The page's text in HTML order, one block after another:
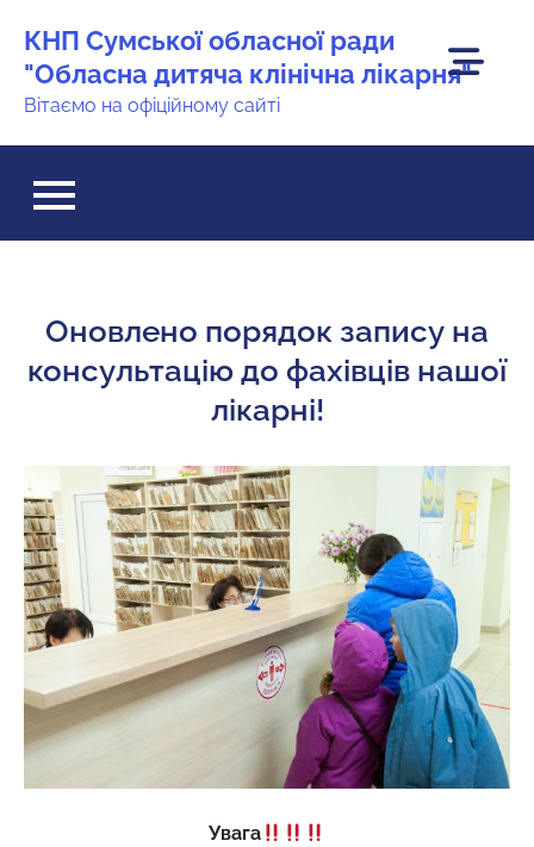
вмісту
КНП Сумської обласної ради
"Обласна дитяча клінічна лікарня"
Вітаємо на офіційному сайті
Оновлено порядок запису на
консультацію до фахівців нашої
лікарні!
Увага